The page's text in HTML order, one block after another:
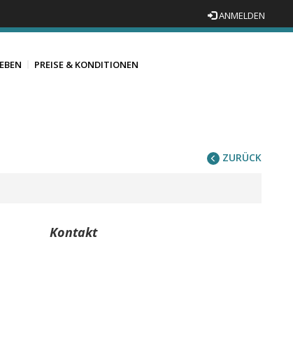
ANMELDEN
PREISE & KONDITIONEN
ZURÜCK
Kontakt